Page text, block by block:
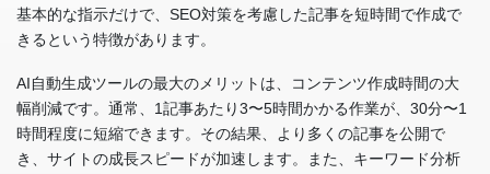
基本的な指示だけで、SEO対策を考慮した記事を短時間で作成で
きるという特徴があります。
AI自動生成ツールの最大のメリットは、コンテンツ作成時間の大
幅削減です。通常、1記事あたり3〜5時間かかる作業が、30分〜1
時間程度に短縮できます。その結果、より多くの記事を公開で
き、サイトの成長スピードが加速します。また、キーワード分析